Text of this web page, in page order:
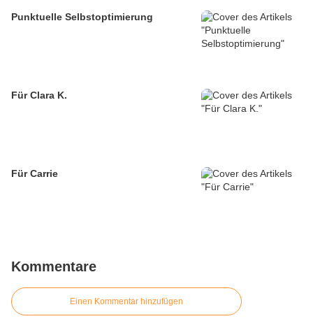
Punktuelle Selbstoptimierung
Für Clara K.
Für Carrie
Kommentare
Einen Kommentar hinzufügen